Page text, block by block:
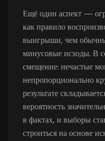
Ещё один аспект —
как правило
выигрыши, чем
минусовые исходы. В
смещение: нечастые
непропорционально
результате
вероятность
в фактах, и выборы
строиться на основе